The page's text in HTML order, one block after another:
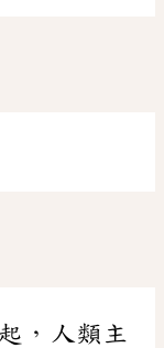
，人類主